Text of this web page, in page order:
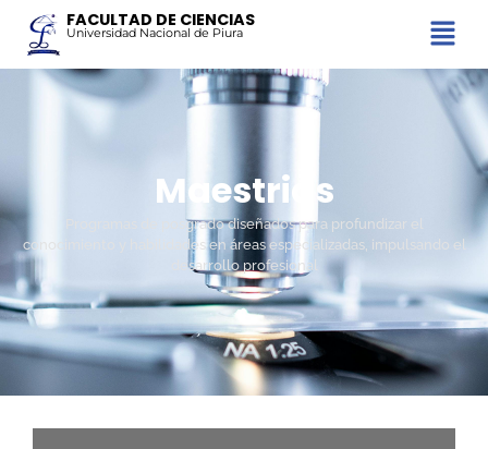
FACULTAD DE CIENCIAS
Universidad Nacional de Piura
Maestrias
Programas de posgrado diseñados para profundizar el
conocimiento y habilidades en áreas especializadas, impulsando el
desarrollo profesional